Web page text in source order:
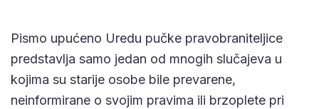
Pismo upućeno Uredu pučke pravobraniteljice
predstavlja samo jedan od mnogih slučajeva u
kojima su starije osobe bile prevarene,
neinformirane o svojim pravima ili brzoplete pri